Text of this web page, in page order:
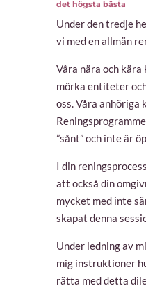
det högsta bästa
Under den tredje
vi med en allmän
Våra nära och
mörka entiteter
oss. Våra anhöriga
”sånt” och inte är
I din
att också din
mycket med inte
skapat denna
Under ledning av
mig instruktioner
rätta med detta